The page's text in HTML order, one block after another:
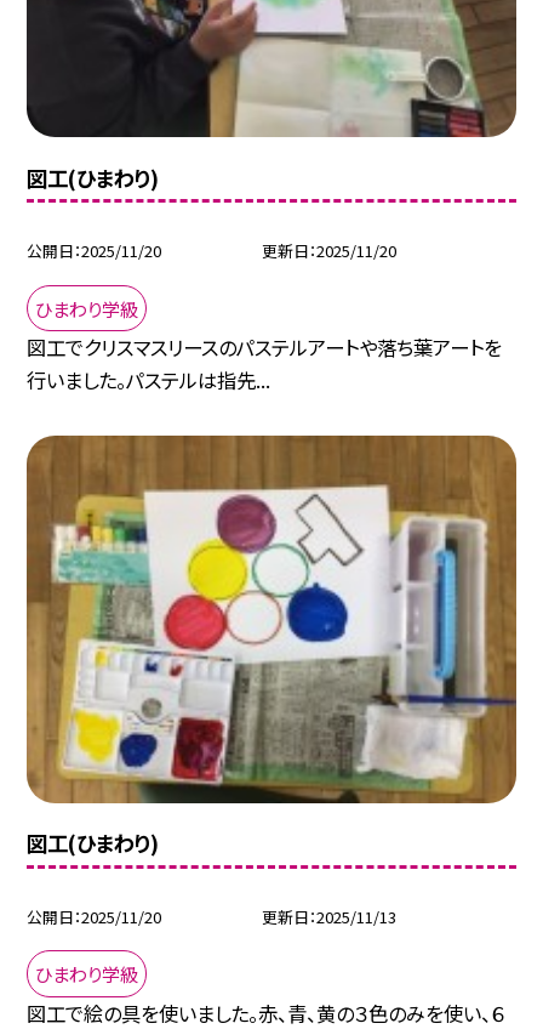
図工(ひまわり)
公開日 2025/11/20 更新日 2025/11/20
ひまわり学級
図工でクリスマスリースのパステルアートや落ち葉アートを
行いました。パステルは指先...
図工(ひまわり)
公開日 2025/11/20 更新日 2025/11/13
ひまわり学級
図工で絵の具を使いました。赤、青、黄の３色のみを使い、６